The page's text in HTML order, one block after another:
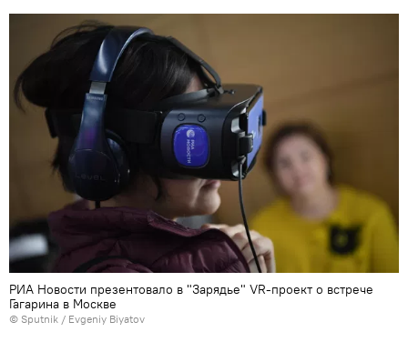
РИА Новости презентовало в "Зарядье" VR-проект о встрече
Гагарина в Москве
© Sputnik / Evgeniy Biyatov